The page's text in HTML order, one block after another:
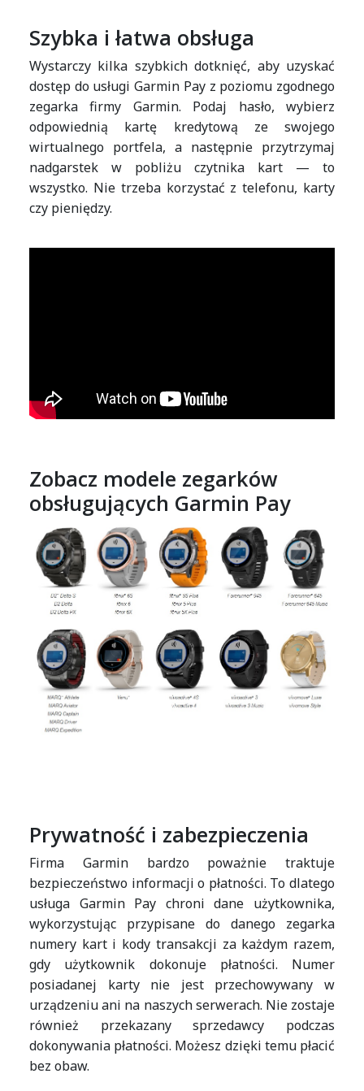
Szybka i łatwa obsługa
Wystarczy kilka szybkich dotknięć, aby uzyskać
dostęp do usługi Garmin Pay z poziomu zgodnego
zegarka firmy Garmin. Podaj hasło, wybierz
odpowiednią kartę kredytową ze swojego
wirtualnego portfela, a następnie przytrzymaj
nadgarstek w pobliżu czytnika kart — to
wszystko. Nie trzeba korzystać z telefonu, karty
czy pieniędzy.
Zobacz modele zegarków
obsługujących Garmin Pay
Prywatność i zabezpieczenia
Firma Garmin bardzo poważnie traktuje
bezpieczeństwo informacji o płatności. To dlatego
usługa Garmin Pay chroni dane użytkownika,
wykorzystując przypisane do danego zegarka
numery kart i kody transakcji za każdym razem,
gdy użytkownik dokonuje płatności. Numer
posiadanej karty nie jest przechowywany w
urządzeniu ani na naszych serwerach. Nie zostaje
również przekazany sprzedawcy podczas
dokonywania płatności. Możesz dzięki temu płacić
bez obaw.